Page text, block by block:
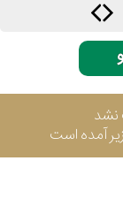
نشد
آمده است